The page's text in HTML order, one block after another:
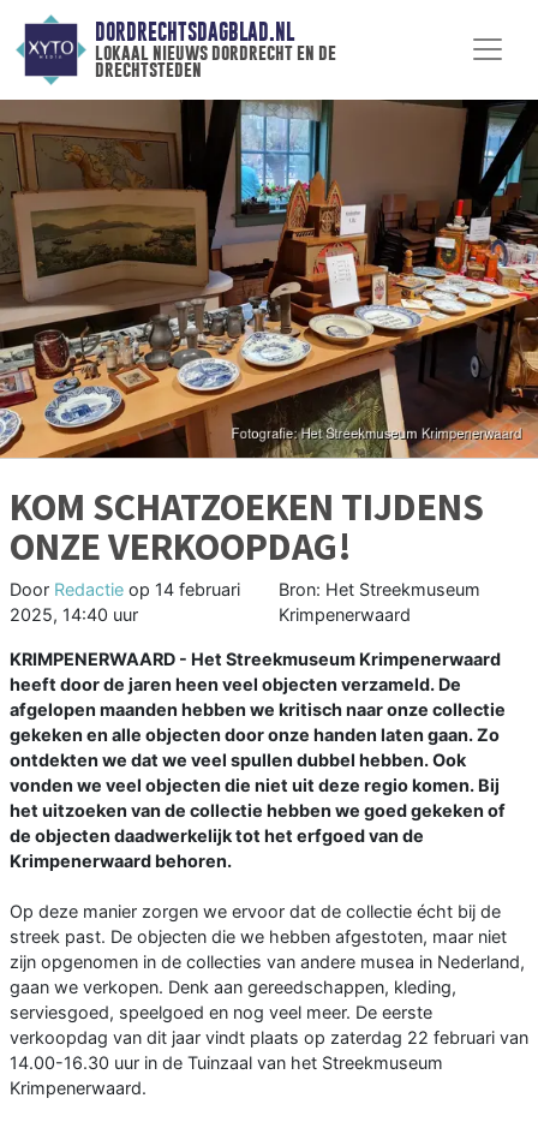
DORDRECHTSDAGBLAD.NL
lokaal nieuws dordrecht en de
drechtsteden
KOM SCHATZOEKEN TIJDENS
ONZE VERKOOPDAG!
Door Redactie op 14 februari
2025, 14:40 uur
Bron: Het Streekmuseum
Krimpenerwaard
KRIMPENERWAARD - Het Streekmuseum Krimpenerwaard
heeft door de jaren heen veel objecten verzameld. De
afgelopen maanden hebben we kritisch naar onze collectie
gekeken en alle objecten door onze handen laten gaan. Zo
ontdekten we dat we veel spullen dubbel hebben. Ook
vonden we veel objecten die niet uit deze regio komen. Bij
het uitzoeken van de collectie hebben we goed gekeken of
de objecten daadwerkelijk tot het erfgoed van de
Krimpenerwaard behoren.
Op deze manier zorgen we ervoor dat de collectie écht bij de
streek past. De objecten die we hebben afgestoten, maar niet
zijn opgenomen in de collecties van andere musea in Nederland,
gaan we verkopen. Denk aan gereedschappen, kleding,
serviesgoed, speelgoed en nog veel meer. De eerste
verkoopdag van dit jaar vindt plaats op zaterdag 22 februari van
14.00-16.30 uur in de Tuinzaal van het Streekmuseum
Krimpenerwaard.